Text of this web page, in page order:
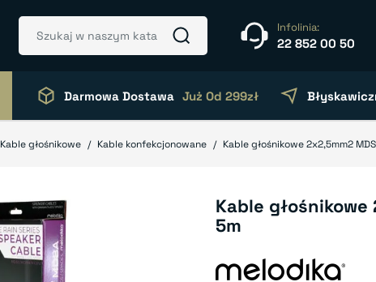
Infolinia:
22 852 00 50
Darmowa Dostawa Już Od 299zł
Kable głośnikowe Kable konfekcjonowane Kable głośnikowe 2x2,5mm2
Kable głośnikowe
5m